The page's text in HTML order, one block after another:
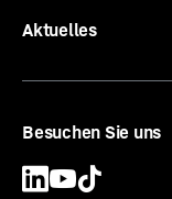
Aktuelles
Besuchen Sie uns